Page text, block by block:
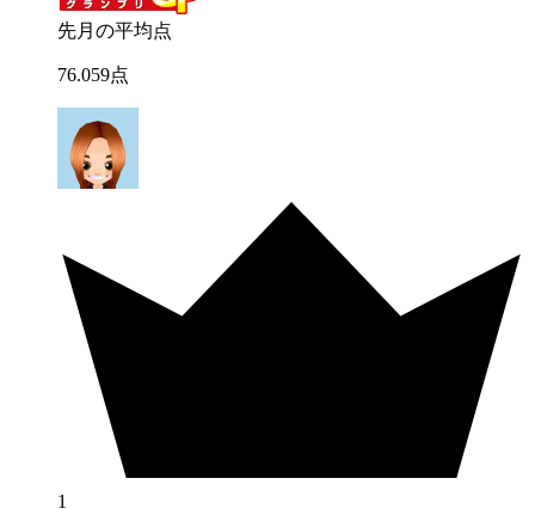
先月の平均点
76.059点
1